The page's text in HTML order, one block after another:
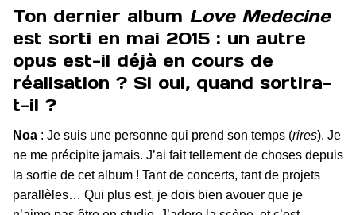
Ton dernier album Love Medecine
est sorti en mai 2015 : un autre
opus est-il déjà en cours de
réalisation ? Si oui, quand sortira-
t-il ?
Noa : Je suis une personne qui prend son temps (rires). Je
ne me précipite jamais. J’ai fait tellement de choses depuis
la sortie de cet album ! Tant de concerts, tant de projets
parallèles… Qui plus est, je dois bien avouer que je